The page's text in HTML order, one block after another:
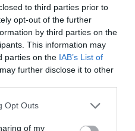
to third parties prior to
opt-out of the further
by third parties on the
This information may
parties on the IAB’s List of
further disclose it to other
uses one or more Google
behaviour. You may click to
Opt Outs
of my